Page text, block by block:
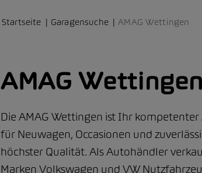
Startseite Garagensuche AMAG Wettingen
AMAG Wettingen
Die AMAG Wettingen ist Ihr
für Neuwagen, Occasionen und
höchster Qualität. Als Autohändler
Marken Volkswagen und VW